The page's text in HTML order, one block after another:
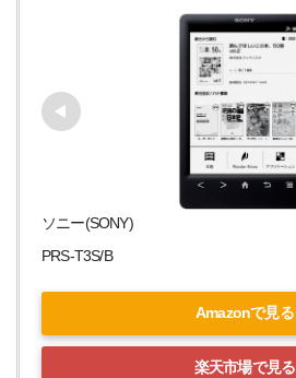
ソニー(SONY)
PRS-T3S/B
Amazonで見る
楽天市場で見る